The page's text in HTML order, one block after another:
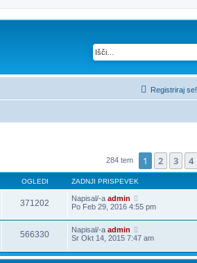
Registriraj se!
284 tem 1 2 3 4
OGLEDI ZADNJI PRISPEVEK
371202 Napisal/-a admin
Po Feb 29, 2016 4:55 pm
566330 Napisal/-a admin
Sr Okt 14, 2015 7:47 am